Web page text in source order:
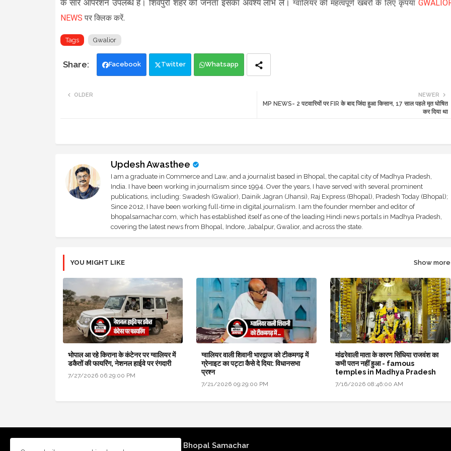
के सारे ऑपरेशन उपलब्ध हैं। शिवपुरी शहर की जनता इसका अवश्य लाभ लें। ग्वालियर की महत्वपूर्ण खबरों के लिए कृपया
NEWS पर क्लिक करें.
Tags Gwalior
Facebook Twitter Whatsapp
NEWER
MP NEWS- 2 पटवारियों पर FIR के बाद जिंदा हुआ किसान, 17 साल पहले मृत घोषित
कर दिया था
OLDER
Updesh Awasthee
I am a graduate in Commerce and Law, and a journalist based in Bhopal, the capital city of Madhya Pradesh,
India. I have been working in journalism since 1994. Over the years, I have served with several prominent
publications, including: Swadesh (Gwalior), Dainik Jagran (Jhansi), Raj Express (Bhopal), Pradesh Today (Bhopal);
Since 2012, I have been working full-time in digital journalism. I am the founder member and editor of
bhopalsamachar.com, which has established itself as one of the leading Hindi news portals in Madhya Pradesh,
covering the latest news from Bhopal, Indore, Jabalpur, Gwalior, and across the state.
YOU MIGHT LIKE Show more
भोपाल आ रहे किराना के कंटेनर पर ग्वालियर में
डकैतों की फायरिंग, नेशनल हाईवे पर रंगदारी
7/27/2026 06:29:00 PM
ग्वालियर वाली शिवानी भारद्वाज को टीकमगढ़ में
ग्रेनाइट का पट्टा कैसे दे दिया: विधानसभा
प्रश्न
7/21/2026 09:29:00 PM
मांढरेवाली माता के कारण सिंधिया राजवंश का
कभी पतन नहीं हुआ - famous
temples in Madhya Pradesh
7/16/2026 08:46:00 AM
Bhopal Samachar